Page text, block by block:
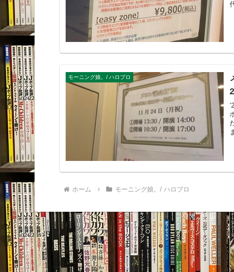
モーニング娘。/ ハロプロ
ホ
ホーム モーニング娘。/ ハロプロ